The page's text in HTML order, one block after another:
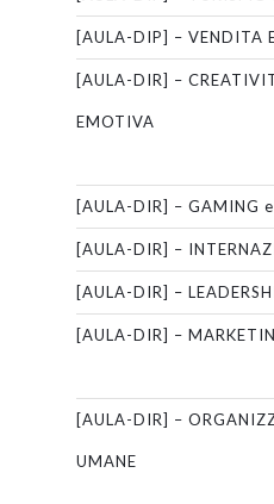
[AULA-DIP] – VENDITA
[AULA-DIR] –
EMOTIVA
[AULA-DIR] – GAMING
[AULA-DIR] –
[AULA-DIR] –
[AULA-DIR] –
[AULA-DIR] –
UMANE